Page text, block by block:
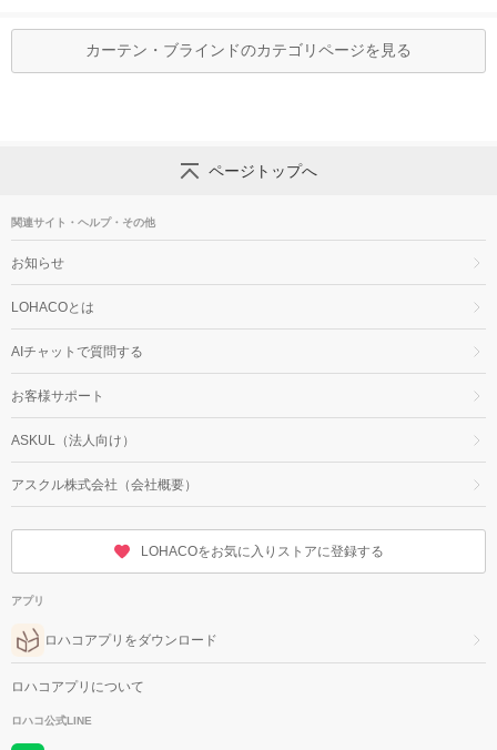
カーテン・ブラインドのカテゴリページを見る
ページトップへ
関連サイト・ヘルプ・その他
お知らせ
LOHACOとは
AIチャットで質問する
お客様サポート
ASKUL（法人向け）
アスクル株式会社（会社概要）
LOHACOをお気に入りストアに登録する
アプリ
ロハコアプリをダウンロード
ロハコアプリについて
ロハコ公式LINE